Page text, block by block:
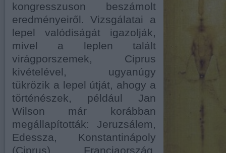
kongresszuson beszámolt
eredményeiről. Vizsgálatai a
lepel valódiságát igazolják,
mivel a leplen talált
virágporszemek, Ciprus
kivételével, ugyanúgy
tükrözik a lepel útját, ahogy a
történészek, például Jan
Wilson már korábban
megállapították: Jeruzsálem,
Edessza, Konstantinápoly
(Ciprus), Franciaország,